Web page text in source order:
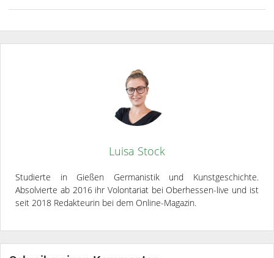
Luisa Stock
Studierte in Gießen Germanistik und Kunstgeschichte.
Absolvierte ab 2016 ihr Volontariat bei Oberhessen-live und ist
seit 2018 Redakteurin bei dem Online-Magazin.